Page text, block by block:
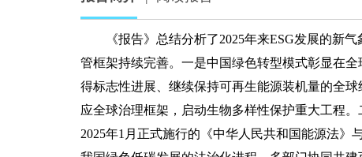
《报告》总结分析了2025年来ESG发展的新
管框架持续完善。一是中国绿色转型模式彰显在
得标志性进展、继续保持可再生能源装机量的全
应全球治理框架，启动生物多样性保护重大工程
2025年1月正式施行的《中华人民共和国能源法》